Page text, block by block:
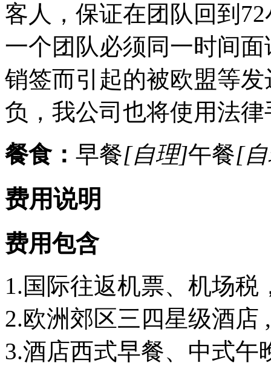
客人，保证在团队回到
一个团队必须同一时间
销签而引起的被欧盟等
负，我公司也将使用法
餐食： 早餐[自理]午餐[
费用说明
费用包含
1.国际往返机票、机场税
2.欧洲郊区三四星级酒店
3.酒店西式早餐、中式午